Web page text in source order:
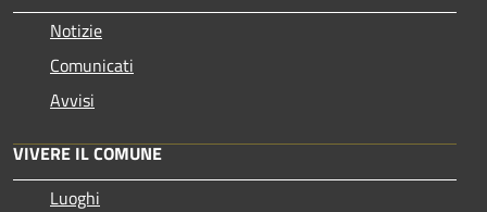
Notizie
Comunicati
Avvisi
VIVERE IL COMUNE
Luoghi